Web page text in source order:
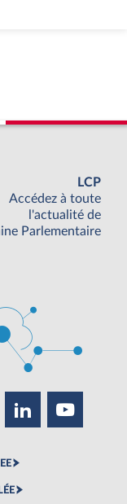
LCP
Accédez à toute
l'actualité de
Parlementaire